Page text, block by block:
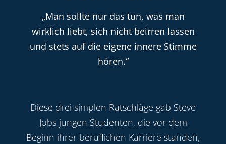
„Man sollte nur das tun, was man
wirklich liebt, sich nicht beirren lassen
und stets auf die eigene innere Stimme
hören.“
Diese drei simplen Ratschläge gab Steve
Jobs jungen Studenten, die vor dem
Beginn ihrer beruflichen Karriere standen,